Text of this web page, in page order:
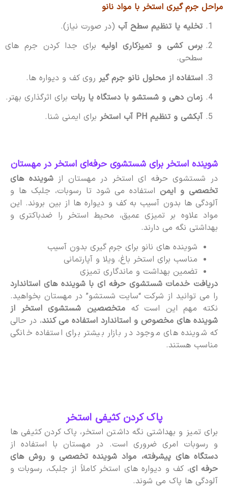
مراحل جرم گیری استخر با مواد نانو
تخلیه یا تنظیم سطح آب(در صورت نیاز).
برس کشی و تمیزکاری اولیهبرای جدا کردن جرم های
سطحی.
استفاده از محلول نانو جرم گیرروی کف و دیواره ها.
زمان دهی و شستشو با دستگاه یا رباتبرای اثرگذاری بهتر.
آبکشی و تنظیم PH آب استخر
برای ایمنی شنا.
شوینده استخر برای شستشوی حرفه‌ای استخر در مهستان
در شستشوی حرفه ای استخر در مهستان از شوینده های
تخصصی و ایمناستفاده می شود تا رسوبات، جلبک ها و
آلودگی ها بدون آسیب به کف و دیواره ها از بین بروند. این
مواد علاوه بر تمیزی عمیق، محیط استخر را ضدباکتری و
بهداشتی نگه می دارند.
شوینده های نانو برای جرم گیری بدون آسیب
مناسب برای استخر باغ، ویلا و آپارتمانی
تضمین بهداشت و ماندگاری تمیزی
دریافت خدمات شستشوی حرفه ای با شوینده های استاندارد
را می توانید از شرکت “سایت شستشو” در مهستان بخواهید.
نکته مهم این است که متخصصین شستشوی استخر از
شوینده های مخصوص و استاندارد استفاده می کنند، در حالی
که شوینده های موجود در بازار بیشتر برای استفاده خانگی
مناسب هستند.
پاک کردن کثیفی استخر
برای تمیز و بهداشتی نگه داشتن استخر، پاک کردن کثیفی ها
و رسوبات امری ضروری است. در مهستان با استفاده از
دستگاه های پیشرفته، مواد شوینده تخصصی و روش های
حرفه ای، کف و دیواره های استخر کاملاً از جلبک، رسوبات و
آلودگی ها پاک می شوند.